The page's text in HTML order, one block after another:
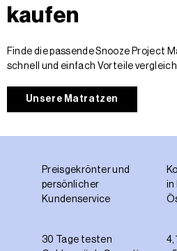
kaufen
Finde die passende Snooze Project
schnell und einfach Vorteile
Unsere Matratzen
Preisgekrönter und
persönlicher
Kundenservice
in
30 Tage testen